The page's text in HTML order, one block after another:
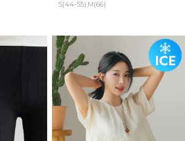
S(44-55),M(66)